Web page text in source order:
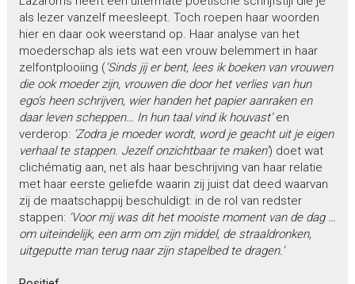
als lezer vanzelf meesleept. Toch roepen haar woorden
hier en daar ook weerstand op. Haar analyse van het
moederschap als iets wat een vrouw belemmert in haar
zelfontplooiing (‘Sinds jij er bent, lees ik boeken van vrouwen
die ook moeder zijn, vrouwen die door het verlies van hun
ego’s heen schrijven, wier handen het papier aanraken en
daar leven scheppen… In hun taal vind ik houvast’en
verderop: ‘Zodra je moeder wordt, word je geacht uit je eigen
verhaal te stappen. Jezelf onzichtbaar te maken’) doet wat
clichématig aan, net als haar beschrijving van haar relatie
met haar eerste geliefde waarin zij juist dat deed waarvan
zij de maatschappij beschuldigt: in de rol van redster
stappen: ‘Voor mij was dit het mooiste moment van de dag …
om uiteindelijk, een arm om zijn middel, de straaldronken,
uitgeputte man terug naar zijn stapelbed te dragen.’